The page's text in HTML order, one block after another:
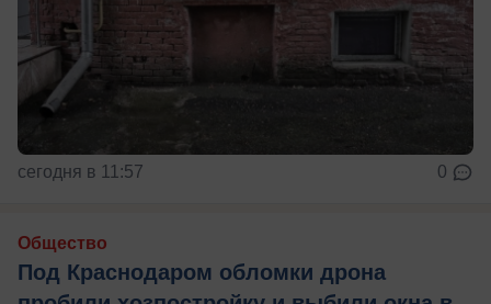
сегодня в 11:57 0
Общество
Под Краснодаром обломки дрона